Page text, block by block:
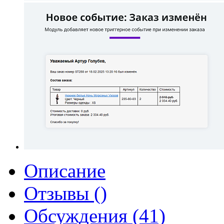
Описание
Отзывы ()
Обсуждения (41)